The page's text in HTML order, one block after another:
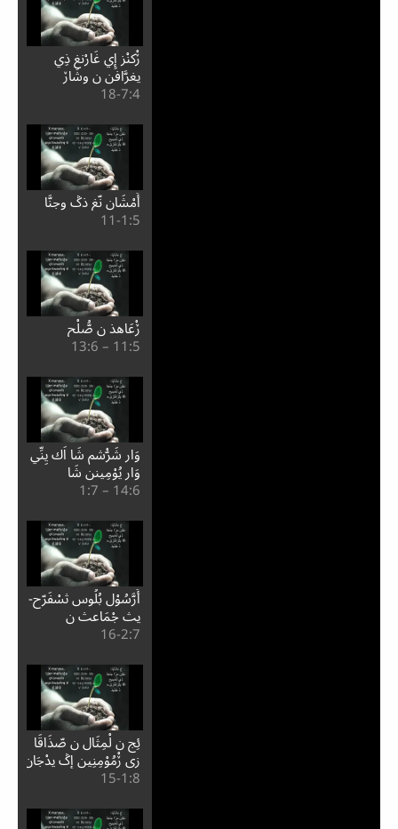
ڒْكنْز إِي غَارْنغ ذِي
يغرَّافن ن وشَاڒ
4:⁧7⁩-18
أَمْشَان نّغ ذݣ وجنَّا
5:⁧1⁩-11
ڒْعَاهذ ن صُّلْح
5:⁧11⁩ – 6:⁧13⁩
وَار شَرّْشم شَا اَك يِنِّي
وَار يُوْمِينن شَا
6:⁧14⁩ – 7:⁧1⁩
أَرَّسُوْل بُلُوس ثسْفَرّح-
يث جْمَاعث ن
ڒْمُوْمِنِين ذِي كُوْرِينْث
7:⁧2⁩-16
ئِج ن لْمِثَال ن صّذَاقَا
زِي ڒْمُوْمِنِين إِݣ يدْجَان
ذِي مَاسِدُوْنْيَا
8:⁧1⁩-15